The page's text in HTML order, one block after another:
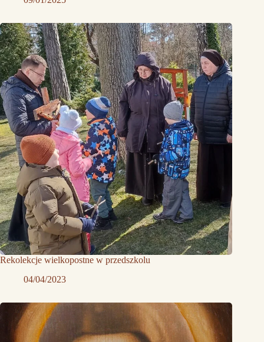
Rekolekcje wielkopostne w przedszkolu
04/04/2023